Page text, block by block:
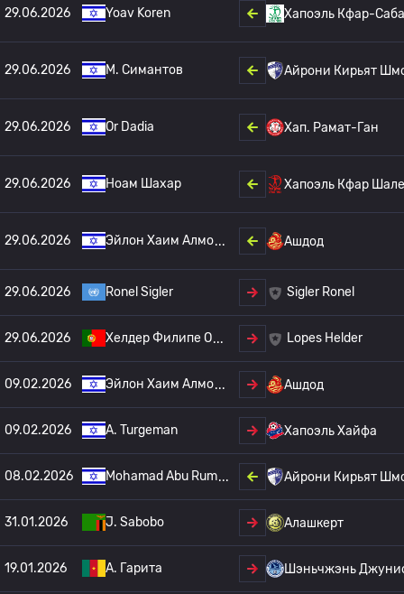
29.06.2026 Yoav Koren Хапоэль Кфар-Саба
29.06.2026 M. Симантов Айрони Кирьят
29.06.2026 Or Dadia Хап. Рамат-Ган
29.06.2026 Ноам Шахар Хапоэль Кфар
29.06.2026 Эйлон Хаим Алмо Ашдод
29.06.2026 Ronel Sigler Sigler Ronel
29.06.2026 Хелдер Филипе О Lopes Helder
09.02.2026 Эйлон Хаим Алмо Ашдод
09.02.2026 A. Turgeman Хапоэль Хайфа
08.02.2026 Mohamad Abu Rum Айрони Кирьят
31.01.2026 J. Sabobo Алашкерт
19.01.2026 А. Гарита Шэньчжэнь